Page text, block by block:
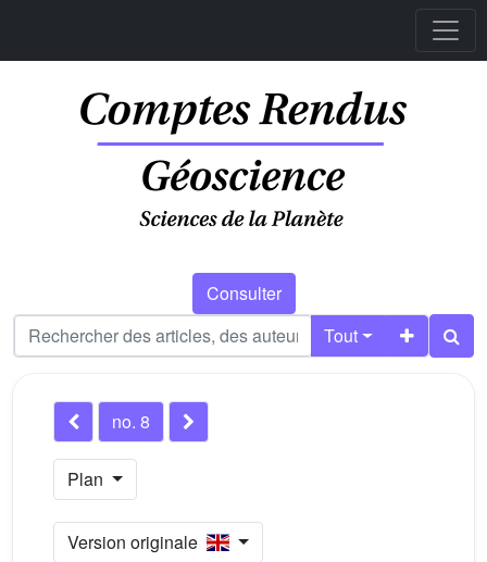
Consulter
Tout
no. 8
Plan
Version originale